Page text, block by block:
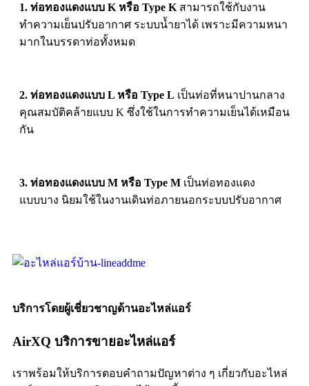
1. ท่อทองแดงแบบ K หรือ Type K สามารถใช้กับงาน
ทำความเย็นปรับอากาศ ระบบน้ำยาได้ เพราะมีความหนา
มากในบรรดาท่อทั้งหมด
2. ท่อทองแดงแบบ L หรือ Type L เป็นท่อที่หนาปานกลาง
คุณสมบัติคล้ายแบบ K ซึ่งใช้ในการทำความเย็นได้เหมือน
กัน
3. ท่อทองแดงแบบ M หรือ Type M เป็นท่อทองแดง
แบบบาง นิยมใช้ในงานเดินท่อภายนอกระบบปรับอากาศ
บริการโดยผู้เชี่ยวชาญด้านอะไหล่แอร์
AirXQ บริการขายอะไหล่แอร์
เราพร้อมให้บริการตอบคำถามปัญหาต่าง ๆ เกี่ยวกับอะไหล่